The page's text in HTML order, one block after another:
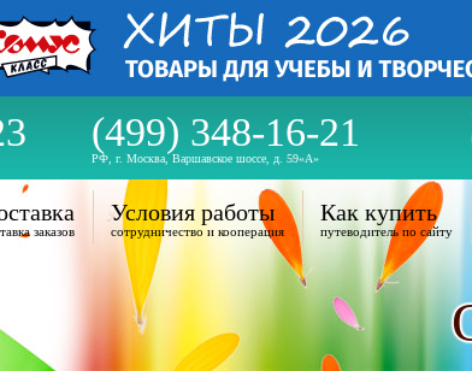
(499) 348-16-21
РФ, г. Москва, Варшавское шоссе, д. 59«А»
заказов
Условия работы
сотрудничество и кооперация
Как купить
путеводитель по сайту